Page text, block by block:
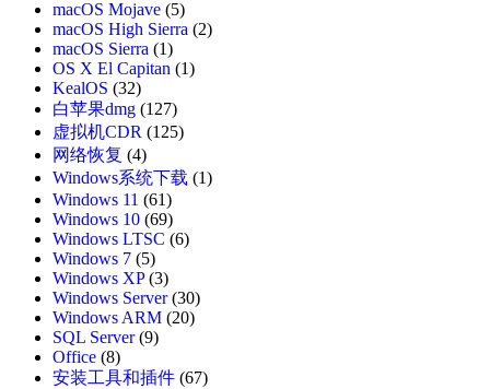
macOS Mojave (5)
macOS High Sierra (2)
macOS Sierra (1)
OS X El Capitan (1)
KealOS (32)
白苹果dmg (127)
虚拟机CDR (125)
网络恢复 (4)
Windows系统下载 (1)
Windows 11 (61)
Windows 10 (69)
Windows LTSC (6)
Windows 7 (5)
Windows XP(3)
Windows Server(30)
Windows ARM (20)
SQL Server(9)
Office (8)
安装工具和插件 (67)